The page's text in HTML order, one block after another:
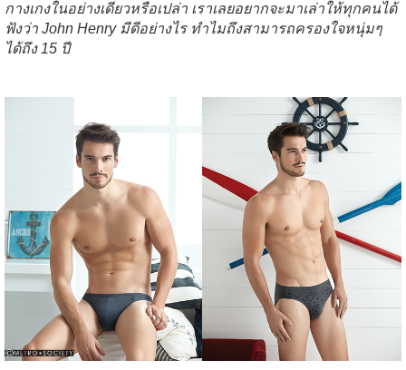
กางเกงในอย่างเดียวหรือเปล่า เราเลยอยากจะมาเล่าให้ทุกคนได้
ฟังว่า John Henry มีดีอย่างไร ทำไมถึงสามารถครองใจหนุ่มๆ
ได้ถึง15 ปี